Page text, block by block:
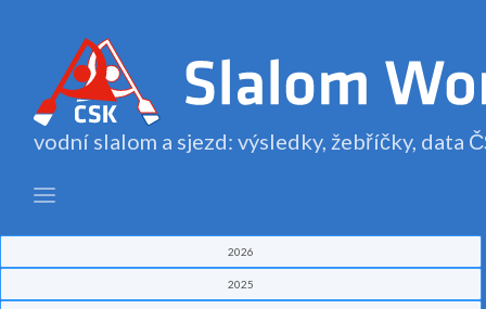
vodní slalom a sjezd: výsledky, žebříčky, data
2026
2025